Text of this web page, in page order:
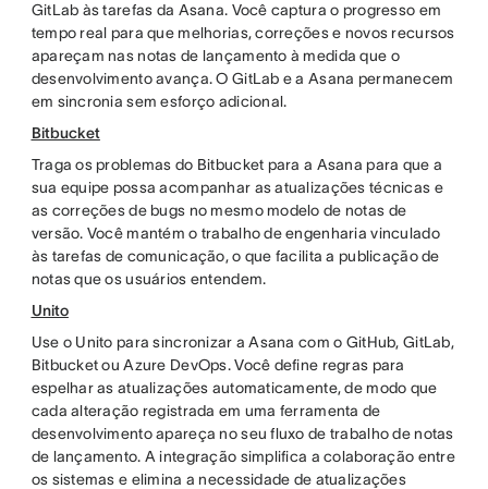
GitLab às tarefas da Asana. Você captura o progresso em
tempo real para que melhorias, correções e novos recursos
apareçam nas notas de lançamento à medida que o
desenvolvimento avança. O GitLab e a Asana permanecem
em sincronia sem esforço adicional.
Bitbucket
Traga os problemas do Bitbucket para a Asana para que a
sua equipe possa acompanhar as atualizações técnicas e
as correções de bugs no mesmo modelo de notas de
versão. Você mantém o trabalho de engenharia vinculado
às tarefas de comunicação, o que facilita a publicação de
notas que os usuários entendem.
Unito
Use o Unito para sincronizar a Asana com o GitHub, GitLab,
Bitbucket ou Azure DevOps. Você define regras para
espelhar as atualizações automaticamente, de modo que
cada alteração registrada em uma ferramenta de
desenvolvimento apareça no seu fluxo de trabalho de notas
de lançamento. A integração simplifica a colaboração entre
os sistemas e elimina a necessidade de atualizações